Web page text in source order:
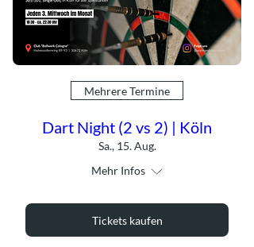
Mehrere Termine
Dart Night (2 vs 2) | Köln
Sa., 15. Aug.
Mehr Infos
Tickets kaufen